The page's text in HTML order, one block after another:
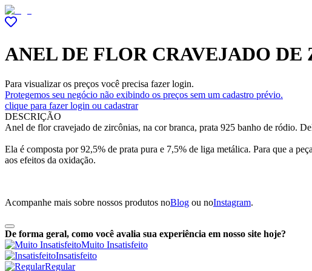
ANEL DE FLOR CRAVEJADO
Para visualizar os preços você precisa fazer login.
Protegemos seu negócio não exibindo os preços sem um cadastro prévio.
clique para fazer login ou cadastrar
DESCRIÇÃO
Anel de flor cravejado de zircônias, na cor branca, prata 925 banho de ródio.
Ela é composta por 92,5% de prata pura e 7,5% de liga metálica. Para que a
aos efeitos da oxidação.
Acompanhe mais sobre nossos produtos noBlog ou noInstagram.
De forma geral, como você avalia sua experiência em nosso site hoje?
Muito Insatisfeito
Insatisfeito
Regular